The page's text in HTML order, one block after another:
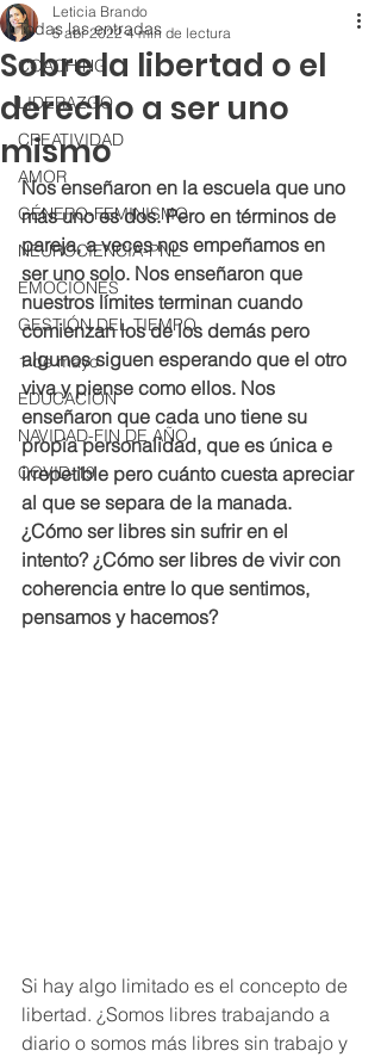
Todas las entradas
COACHING
LIDERAZGO
CREATIVIDAD
AMOR
GÉNERO-FEMINISMO
NEUROCIENCIA-PNL
EMOCIONES
GESTIÓN DEL TIEMPO
1 de mayo
EDUCACIÓN
NAVIDAD-FIN DE AÑO
COVID-19
Sobre la libertad o el
derecho a ser uno
mismo
Leticia Brando
5 abr 2022 4 min de lectura
Nos enseñaron en la escuela que uno
más uno es dos. Pero en términos de
pareja, a veces nos empeñamos en
ser uno solo. Nos enseñaron que
nuestros límites terminan cuando
comienzan los de los demás pero
algunos siguen esperando que el otro
viva y piense como ellos. Nos
enseñaron que cada uno tiene su
propia personalidad, que es única e
irrepetible pero cuánto cuesta apreciar
al que se separa de la manada.
¿Cómo ser libres sin sufrir en el
intento? ¿Cómo ser libres de vivir con
coherencia entre lo que sentimos,
pensamos y hacemos?
Si hay algo limitado es el concepto de
libertad. ¿Somos libres trabajando a
diario o somos más libres sin trabajo y